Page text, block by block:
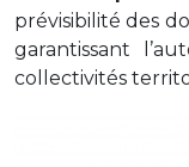
prévisibilité des
garantissant
collectivités